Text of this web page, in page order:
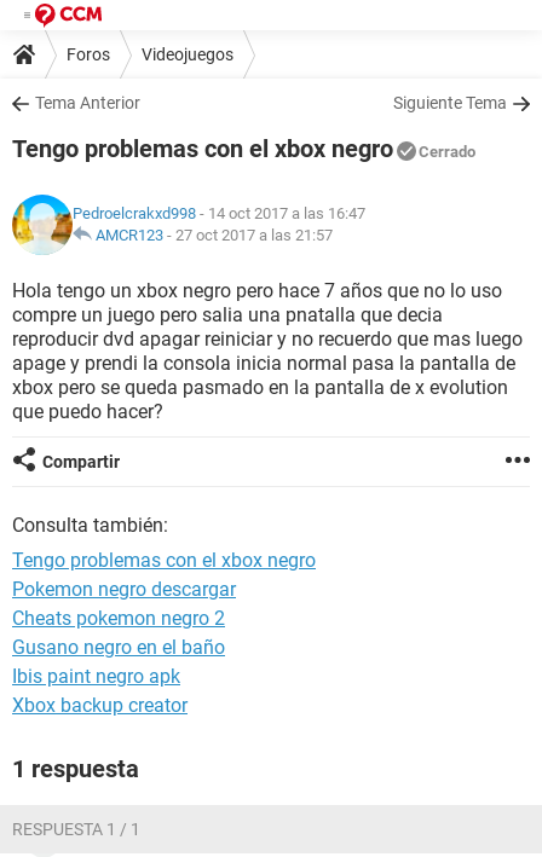
Foros Videojuegos
Tema Anterior Siguiente Tema
Tengo problemas con el xbox negro Cerrado
Pedroelcrakxd998 - 14 oct 2017 a las 16:47
AMCR123 - 27 oct 2017 a las 21:57
Hola tengo un xbox negro pero hace 7 años que no lo uso
compre un juego pero salia una pnatalla que decia
reproducir dvd apagar reiniciar y no recuerdo que mas luego
apage y prendi la consola inicia normal pasa la pantalla de
xbox pero se queda pasmado en la pantalla de x evolution
que puedo hacer?
Compartir
Consulta también:
Tengo problemas con el xbox negro
Pokemon negro descargar
Cheats pokemon negro 2
Gusano negro en el baño
Ibis paint negro apk
Xbox backup creator
1 respuesta
RESPUESTA 1 / 1